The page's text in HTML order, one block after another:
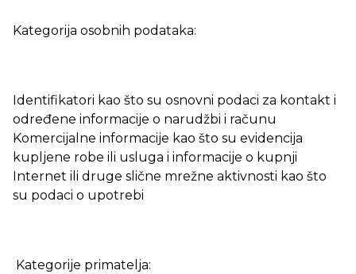
Kategorija osobnih podataka:
Identifikatori kao što su osnovni podaci za kontakt i
određene informacije o narudžbi i računu
Komercijalne informacije kao što su evidencija
kupljene robe ili usluga i informacije o kupnji
Internet ili druge slične mrežne aktivnosti kao što
su podaci o upotrebi
Kategorije primatelja: